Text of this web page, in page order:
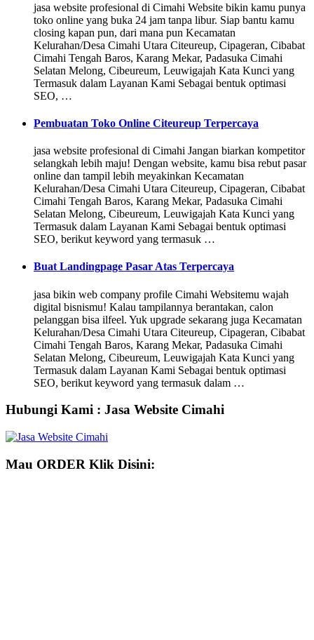
jasa website profesional di Cimahi Website bikin kamu punya
toko online yang buka 24 jam tanpa libur. Siap bantu kamu
closing kapan pun, dari mana pun Kecamatan
Kelurahan/Desa Cimahi Utara Citeureup, Cipageran, Cibabat
Cimahi Tengah Baros, Karang Mekar, Padasuka Cimahi
Selatan Melong, Cibeureum, Leuwigajah Kata Kunci yang
Termasuk dalam Layanan Kami Sebagai bentuk optimasi
SEO, …
Pembuatan Toko Online Citeureup Terpercaya
jasa website profesional di Cimahi Jangan biarkan kompetitor
selangkah lebih maju! Dengan website, kamu bisa rebut pasar
online dan tampil lebih meyakinkan Kecamatan
Kelurahan/Desa Cimahi Utara Citeureup, Cipageran, Cibabat
Cimahi Tengah Baros, Karang Mekar, Padasuka Cimahi
Selatan Melong, Cibeureum, Leuwigajah Kata Kunci yang
Termasuk dalam Layanan Kami Sebagai bentuk optimasi
SEO, berikut keyword yang termasuk …
Buat Landingpage Pasar Atas Terpercaya
jasa bikin web company profile Cimahi Websitemu wajah
digital bisnismu! Kalau tampilannya berantakan, calon
pelanggan bisa ilfeel. Yuk upgrade sekarang juga Kecamatan
Kelurahan/Desa Cimahi Utara Citeureup, Cipageran, Cibabat
Cimahi Tengah Baros, Karang Mekar, Padasuka Cimahi
Selatan Melong, Cibeureum, Leuwigajah Kata Kunci yang
Termasuk dalam Layanan Kami Sebagai bentuk optimasi
SEO, berikut keyword yang termasuk dalam …
Hubungi Kami : Jasa Website Cimahi
Mau ORDER Klik Disini: